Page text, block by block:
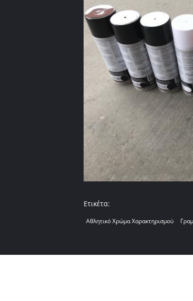
Ετικέτα:
Αθλητικό Χρώμα Χαρακτηρισμού